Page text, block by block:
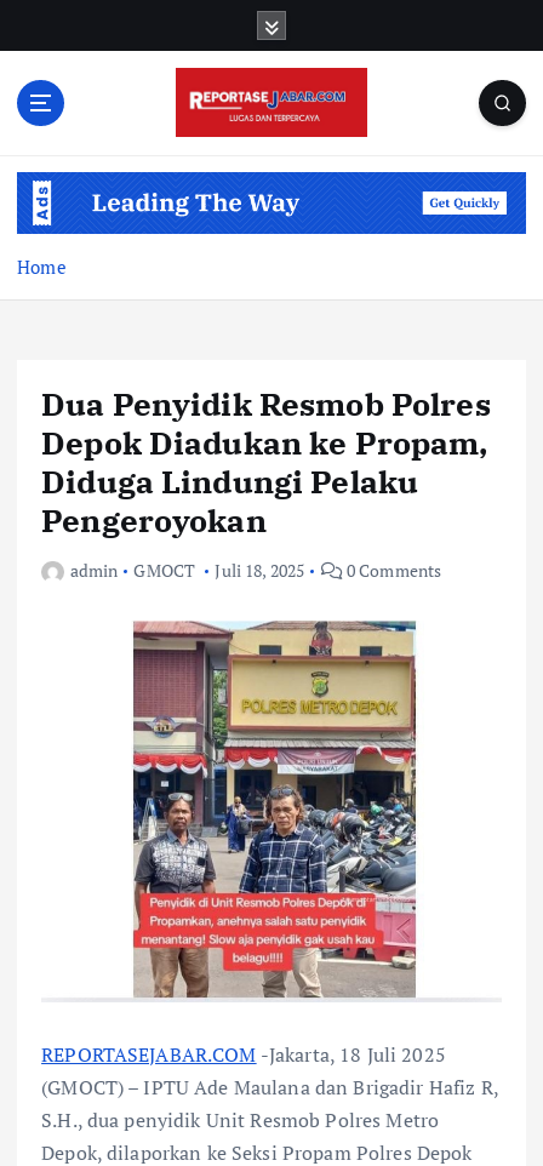
Home
Dua Penyidik Resmob Polres
Depok Diadukan ke Propam,
Diduga Lindungi Pelaku
Pengeroyokan
admin GMOCT Juli 18, 2025 0 Comments
REPORTASEJABAR.COM -Jakarta, 18 Juli 2025
(GMOCT) – IPTU Ade Maulana dan Brigadir Hafiz R,
S.H., dua penyidik Unit Resmob Polres Metro
Depok, dilaporkan ke Seksi Propam Polres Depok